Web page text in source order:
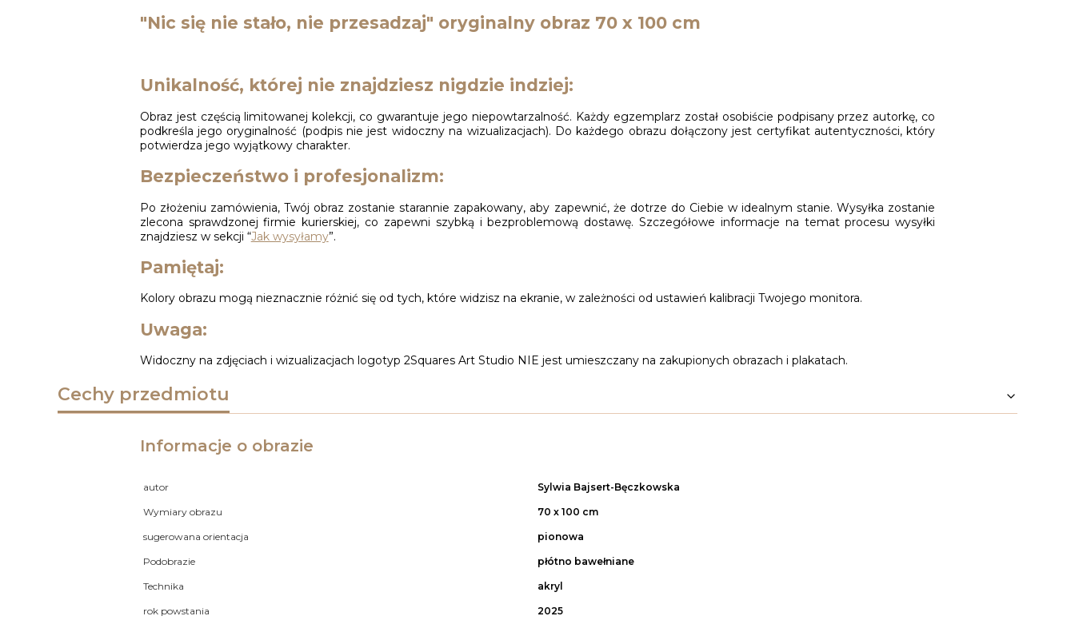
"Nic się nie stało, nie przesadzaj" oryginalny obraz 70 x 100 cm
Unikalność, której nie znajdziesz nigdzie indziej:
Obraz jest częścią limitowanej kolekcji, co gwarantuje jego niepowtarzalność. Każdy egzemplarz został osobiście podpisany przez autorkę, co
podkreśla jego oryginalność (podpis nie jest widoczny na wizualizacjach). Do każdego obrazu dołączony jest certyfikat autentyczności, który
potwierdza jego wyjątkowy charakter.
Bezpieczeństwo i profesjonalizm:
Po złożeniu zamówienia, Twój obraz zostanie starannie zapakowany, aby zapewnić, że dotrze do Ciebie w idealnym stanie. Wysyłka zostanie
zlecona sprawdzonej firmie kurierskiej, co zapewni szybką i bezproblemową dostawę. Szczegółowe informacje na temat procesu wysyłki
znajdziesz w sekcji “Jak wysyłamy”.
Pamiętaj:
Kolory obrazu mogą nieznacznie różnić się od tych, które widzisz na ekranie, w zależności od ustawień kalibracji Twojego monitora.
Uwaga:
Widoczny na zdjęciach i wizualizacjach logotyp 2Squares Art Studio NIE jest umieszczany na zakupionych obrazach i plakatach.
Cechy przedmiotu
Informacje o obrazie
autor Sylwia Bajsert-Bęczkowska
Wymiary obrazu 70 x 100 cm
sugerowana orientacja pionowa
Podobrazie płótno bawełniane
Technika akryl
rok powstania 2025